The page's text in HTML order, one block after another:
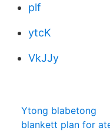
plf
ytcK
VkJJy
Ytong blabetong
blankett plan for